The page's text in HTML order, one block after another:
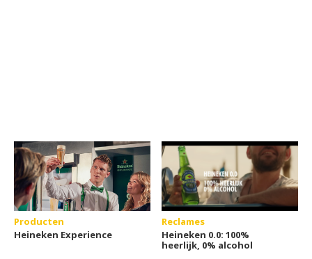
Producten
Heineken Experience
Reclames
Heineken 0.0: 100%
heerlijk, 0% alcohol